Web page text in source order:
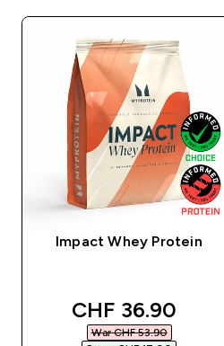
Impact Whey Protein
discounted price
CHF 36.90‎
War CHF 53.90‎